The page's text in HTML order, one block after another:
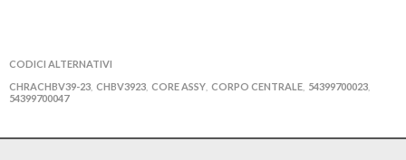
CODICI ALTERNATIVI
CHRACHBV39-23 CHBV3923 CORE ASSY CORPO CENTRALE 54399700023
54399700047